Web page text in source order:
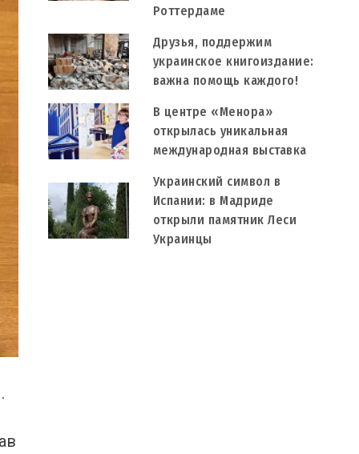
Роттердаме
Друзья, поддержим
украинское книгоиздание:
важна помощь каждого!
В центре «Менора»
открылась уникальная
международная выставка
Украинский символ в
Испании: в Мадриде
открыли памятник Леси
Украинцы